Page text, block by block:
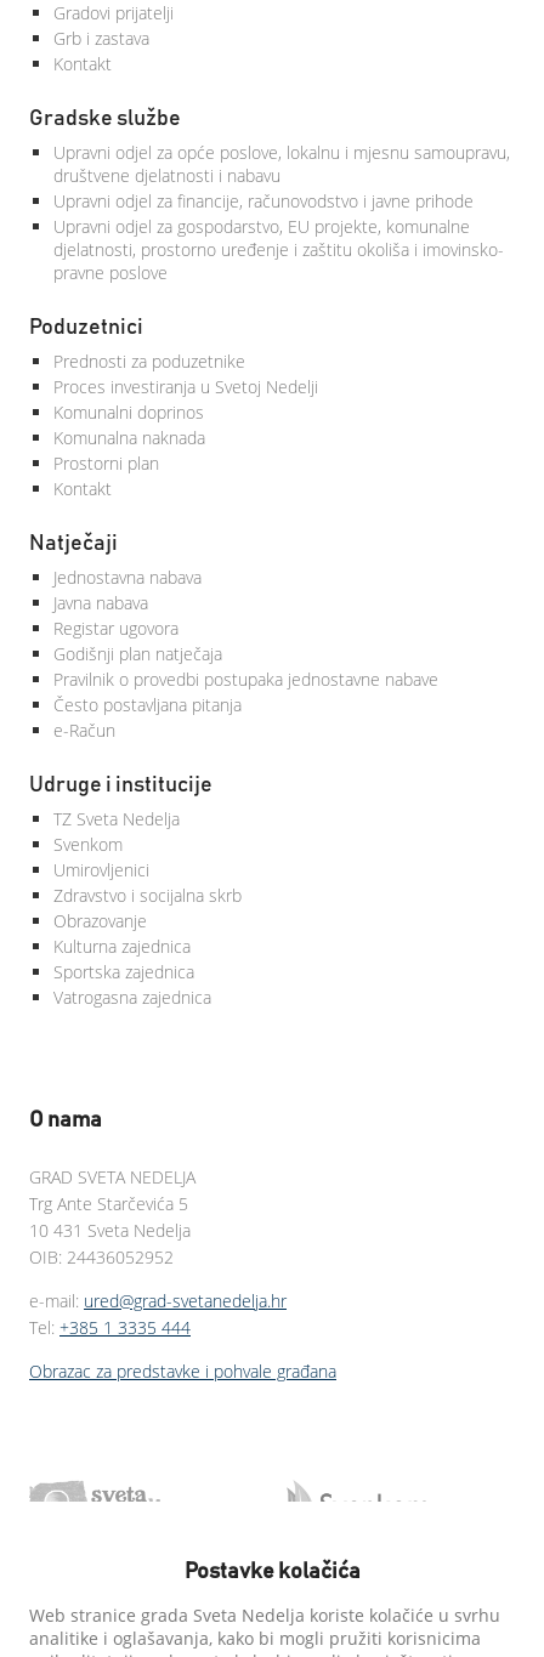
Gradovi prijatelji
Grb i zastava
Kontakt
Gradske službe
Upravni odjel za opće poslove, lokalnu i mjesnu samoupravu,
društvene djelatnosti i nabavu
Upravni odjel za financije, računovodstvo i javne prihode
Upravni odjel za gospodarstvo, EU projekte, komunalne
djelatnosti, prostorno uređenje i zaštitu okoliša i imovinsko-
pravne poslove
Poduzetnici
Prednosti za poduzetnike
Proces investiranja u Svetoj Nedelji
Komunalni doprinos
Komunalna naknada
Prostorni plan
Kontakt
Natječaji
Jednostavna nabava
Javna nabava
Registar ugovora
Godišnji plan natječaja
Pravilnik o provedbi postupaka jednostavne nabave
Često postavljana pitanja
e-Račun
Udruge i institucije
TZ Sveta Nedelja
Svenkom
Umirovljenici
Zdravstvo i socijalna skrb
Obrazovanje
Kulturna zajednica
Sportska zajednica
Vatrogasna zajednica
O nama
GRAD SVETA NEDELJA
Trg Ante Starčevića 5
10 431 Sveta Nedelja
OIB: 24436052952
e-mail: ured@grad-svetanedelja.hr
Tel: +385 1 3335 444
Obrazac za predstavke i pohvale građana
Postavke kolačića
Web stranice grada Sveta Nedelja koriste kolačiće u svrhu
analitike i oglašavanja, kako bi mogli pružiti korisnicima